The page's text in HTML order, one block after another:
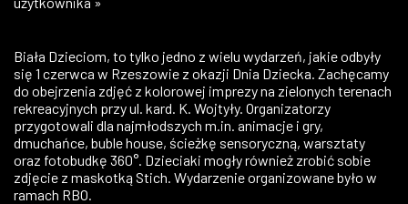
GASTRONOMIA
ZDJĘCIA
W RZESZOWIE
Biała Dzieciom, to tylko jedno z wielu wydarzeń, jakie odbyły
się 1 czerwca w Rzeszowie z okazji Dnia Dziecka. Zachęcamy
do obejrzenia zdjęć z kolorowej imprezy na zielonych terenach
rekreacyjnych przy ul. kard. K. Wojtyły. Organizatorzy
przygotowali dla najmłodszych m.in. animacje i gry,
dmuchańce, buble house, ścieżkę sensoryczną, warsztaty
oraz fotobudkę 360°. Dzieciaki mogły również zrobić sobie
zdjęcie z maskotką Stich. Wydarzenie organizowane było w
ramach RBO.